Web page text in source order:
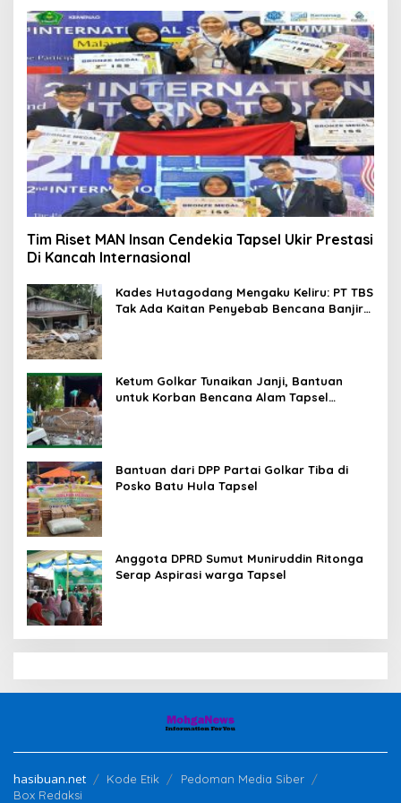
Tim Riset MAN Insan Cendekia Tapsel Ukir Prestasi
Di Kancah Internasional
Kades Hutagodang Mengaku Keliru: PT TBS
Tak Ada Kaitan Penyebab Bencana Banjir
Ketum Golkar Tunaikan Janji, Bantuan
untuk Korban Bencana Alam Tapsel
Bantuan dari DPP Partai Golkar Tiba di
Posko Batu Hula Tapsel
Anggota DPRD Sumut Muniruddin Ritonga
Serap Aspirasi warga Tapsel
hasibuan.net Kode Etik
Pedoman Media Siber
Box Redaksi